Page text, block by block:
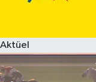
Aktüel